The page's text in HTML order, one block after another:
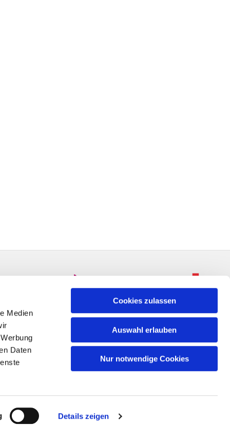
Medien
Daten
Details zeigen
Cookies zulassen
Auswahl erlauben
Nur notwendige Cookies